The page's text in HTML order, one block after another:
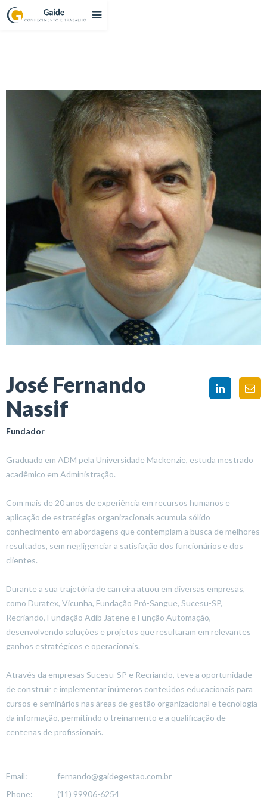
José Fernando
Nassif
Fundador
Graduado em ADM pela Universidade Mackenzie, estuda mestrado
acadêmico em Administração.
Com mais de 20 anos de experiência em recursos humanos e
aplicação de estratégias organizacionais acumula sólido
conhecimento em abordagens que contemplam a busca de melhores
resultados, sem negligenciar a satisfação dos funcionários e dos
clientes.
Durante a sua trajetória de carreira atuou em diversas empresas,
como Duratex, Vicunha, Fundação Pró-Sangue, Sucesu-SP,
Recriando, Fundação Adib Jatene e Função Automação,
desenvolvendo soluções e projetos que resultaram em relevantes
ganhos estratégicos e operacionais.
Através da empresas Sucesu-SP e Recriando, teve a oportunidade
de construir e implementar inúmeros conteúdos educacionais para
cursos e seminários nas áreas de gestão organizacional e tecnologia
da informação, permitindo o treinamento e a qualificação de
centenas de profissionais.
Email:
fernando@gaidegestao.com.br
Phone:
(11) 99906-6254